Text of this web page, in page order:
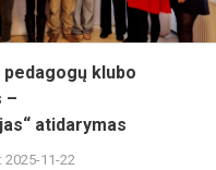
pedagogų klubo
–
atidarymas
2025-11-22